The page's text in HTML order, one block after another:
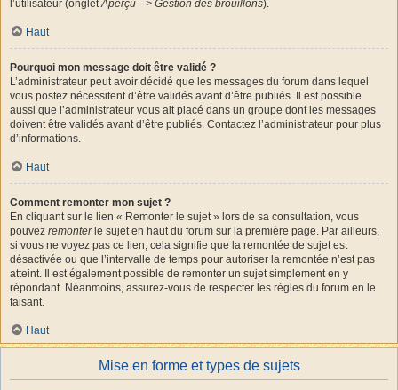
l’utilisateur (ongletAperçu --> Gestion des brouillons).
Haut
Pourquoi mon message doit être validé ?
L’administrateur peut avoir décidé que les messages du forum dans lequel
vous postez nécessitent d’être validés avant d’être publiés. Il est possible
aussi que l’administrateur vous ait placé dans un groupe dont les messages
doivent être validés avant d’être publiés. Contactez l’administrateur pour plus
d’informations.
Haut
Comment remonter mon sujet ?
En cliquant sur le lien « Remonter le sujet » lors de sa consultation, vous
pouvez remonterle sujet en haut du forum sur la première page. Par ailleurs,
si vous ne voyez pas ce lien, cela signifie que la remontée de sujet est
désactivée ou que l’intervalle de temps pour autoriser la remontée n’est pas
atteint. Il est également possible de remonter un sujet simplement en y
répondant. Néanmoins, assurez-vous de respecter les règles du forum en le
faisant.
Haut
Mise en forme et types de sujets